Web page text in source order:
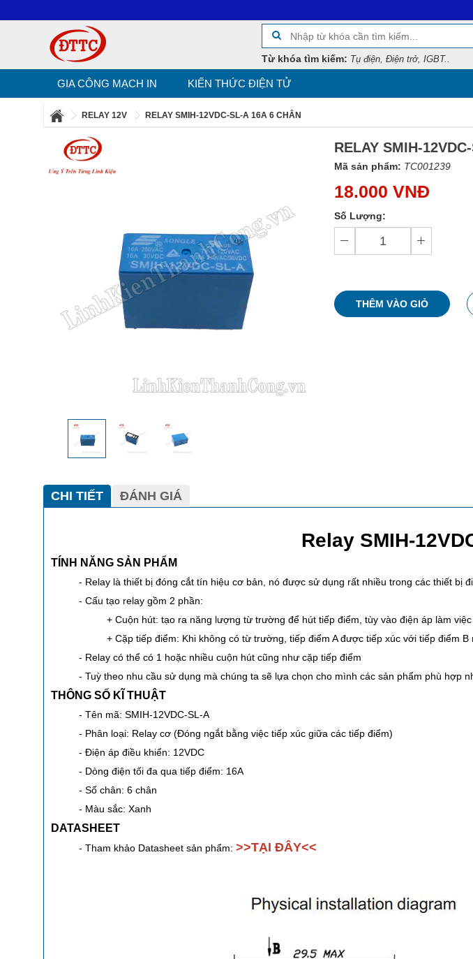
Từ khóa tìm kiếm: Tụ điện, Điện trở, IGBT..
GIA CÔNG MẠCH IN KIẾN THỨC ĐIỆN TỬ
RELAY 12V RELAY SMIH-12VDC-SL-A 16A 6 CHÂN
RELAY SMIH-
Mã sản phẩm: TC001239
18.000 VNĐ
Số Lượng:
THÊM VÀO GIỎ
CHI TIẾT ĐÁNH GIÁ
Relay SMIH-
TÍNH NĂNG SẢN PHẨM
- Relay là thiết bị đóng cắt tín hiệu cơ bản, nó được sử dụng rất nhiều trong các thiết bị
- Cấu tạo relay gồm 2 phần:
+ Cuộn hút: tạo ra năng lượng từ trường để hút tiếp điểm, tùy vào điện áp làm
+ Cặp tiếp điểm: Khi không có từ trường, tiếp điểm A được tiếp xúc với tiếp điểm
- Relay có thể có 1 hoặc nhiều cuộn hút cũng như cặp tiếp điểm
- Tuỳ theo nhu cầu sử dụng mà chúng ta sẽ lựa chọn cho mình các sản phẩm phù hợp
THÔNG SỐ KĨ THUẬT
- Tên mã: SMIH-12VDC-SL-A
- Phân loại: Relay cơ (Đóng ngắt bằng việc tiếp xúc giữa các tiếp điểm)
- Điện áp điều khiển: 12VDC
- Dòng điện tối đa qua tiếp điểm: 16A
- Số chân: 6 chân
- Màu sắc: Xanh
DATASHEET
- Tham khảo Datasheet sản phẩm: >>TẠI ĐÂY<<